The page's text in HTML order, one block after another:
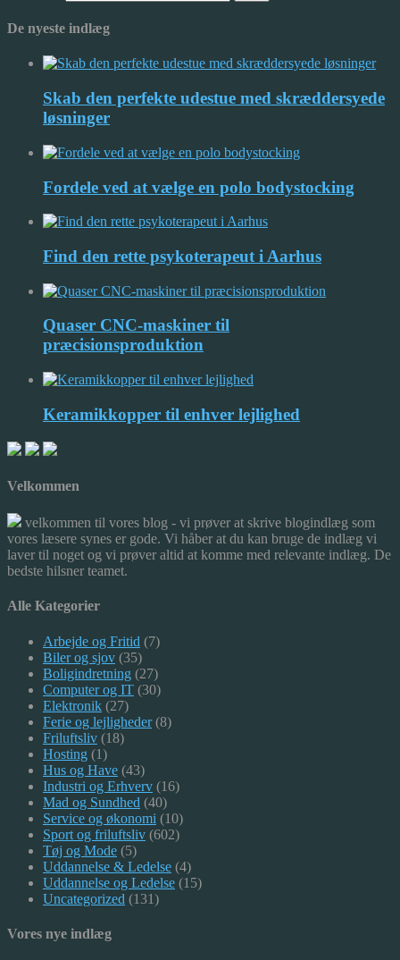
De nyeste indlæg
Skab den perfekte udestue med skræddersyede
løsninger
Fordele ved at vælge en polo bodystocking
Find den rette psykoterapeut i Aarhus
Quaser CNC-maskiner til
præcisionsproduktion
Keramikkopper til enhver lejlighed
Velkommen
velkommen til vores blog - vi prøver at skrive blogindlæg som
vores læsere synes er gode. Vi håber at du kan bruge de indlæg vi
laver til noget og vi prøver altid at komme med relevante indlæg. De
bedste hilsner teamet.
Alle Kategorier
Arbejde og Fritid (7)
Biler og sjov (35)
Boligindretning (27)
Computer og IT (30)
Elektronik (27)
Ferie og lejligheder(8)
Friluftsliv (18)
Hosting (1)
Hus og Have (43)
Industri og Erhverv (16)
Mad og Sundhed (40)
Service og økonomi (10)
Sport og friluftsliv (602)
Tøj og Mode (5)
Uddannelse & Ledelse (4)
Uddannelse og Ledelse (15)
Uncategorized (131)
Vores nye indlæg